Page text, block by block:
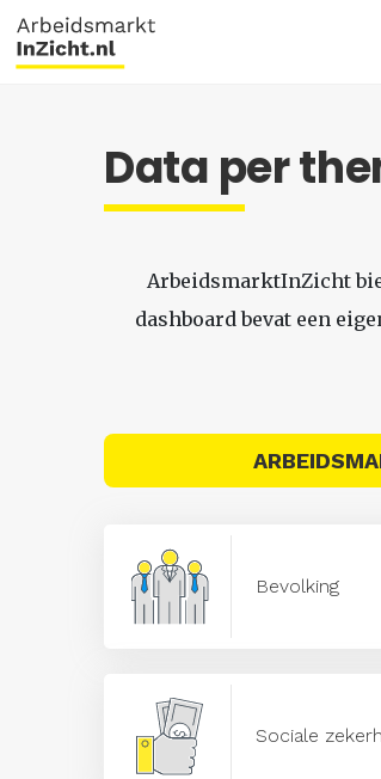
Data per
ArbeidsmarktInZicht
dashboard bevat een
Bevolking
Sociale